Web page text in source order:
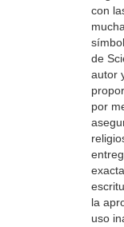
con
de
autor
por
la
uso